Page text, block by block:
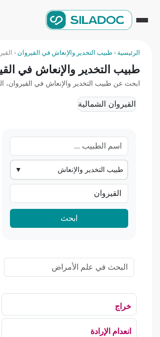
الرئيسية ‹ طبيب التخدير والإنعاش في القيروان ‹
طبيب التخدير والإنعاش في
ابحث عن طبيب التخدير والإنعاش في القيروان،
القيروان الشمالية
طبيب التخدير والإنعاش ▼
ابحث
خراج
انعدام الإرادة